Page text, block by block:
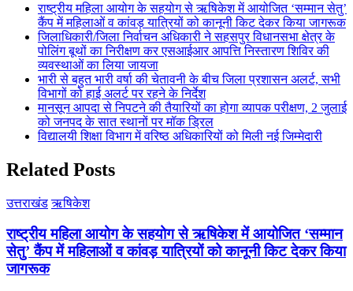
राष्ट्रीय महिला आयोग के सहयोग से ऋषिकेश में आयोजित ‘सम्मान सेतु’
कैंप में महिलाओं व कांवड़ यात्रियों को कानूनी किट देकर किया जागरूक
जिलाधिकारी/जिला निर्वाचन अधिकारी ने सहसपुर विधानसभा क्षेत्र के
पोलिंग बूथों का निरीक्षण कर एसआईआर आपत्ति निस्तारण शिविर की
व्यवस्थाओं का लिया जायजा
भारी से बहुत भारी वर्षा की चेतावनी के बीच जिला प्रशासन अलर्ट, सभी
विभागों को हाई अलर्ट पर रहने के निर्देश
मानसून आपदा से निपटने की तैयारियों का होगा व्यापक परीक्षण, 2 जुलाई
को जनपद के सात स्थानों पर मॉक ड्रिल
विद्यालयी शिक्षा विभाग में वरिष्ठ अधिकारियों को मिली नई जिम्मेदारी
Related Posts
उत्तराखंड ऋषिकेश
राष्ट्रीय महिला आयोग के सहयोग से ऋषिकेश में आयोजित ‘सम्मान
सेतु’ कैंप में महिलाओं व कांवड़ यात्रियों को कानूनी किट देकर किया
जागरूक